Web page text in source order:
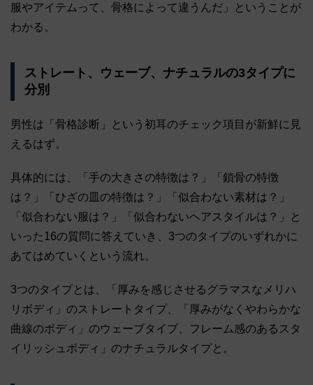
服やアイテムって、骨格によって違うんだ」ということが
わかる。
ストレート、ウェーブ、ナチュラルの3タイプに
分別
男性は「骨格診断」という初耳のチェック項目が新鮮に見
えるはず。
具体的には、「手の大きさの特徴は？」「鎖骨の特徴
は？」「ひざの皿の特徴は？」「似合わない素材は？」
「似合わない服は？」「似合わないヘアスタイルは？」と
いった16の質問に答えていき、3つのタイプのいずれかに
あてはめていくという流れ。
3つのタイプとは、「厚みを感じさせるグラマスなメリハ
リボディ」のストレートタイプ、「厚みがなくやわらかな
曲線のボディ」のウェーブタイプ、フレーム感のあるスタ
イリッシュボディ」のナチュラルタイプと。